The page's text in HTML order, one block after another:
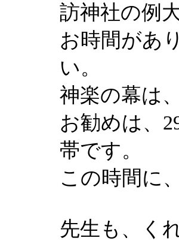
訪神社の例
お時間があ
い。
神楽の幕は
お勧めは、
帯です。
この時間に
先生も、く